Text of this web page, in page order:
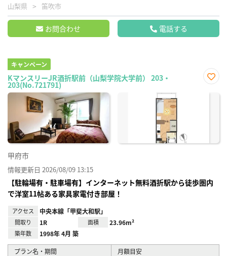
山梨県 笛吹市
お問合わせ 電話する
キャンペーン
KマンスリーJR酒折駅前（山梨学院大学前） 203・
203(No.721791)
に入
甲府市
情報更新日 2026/08/09 13:15
【駐輪場有・駐車場有】インターネット無料酒折駅から徒歩圏内
で洋室11帖ある家具家電付き部屋！
アクセス 中央本線「甲斐大和駅」
間取り 1R 面積 23.96m²
築年数 1998年 4月 築
プラン名・期間 月額目安